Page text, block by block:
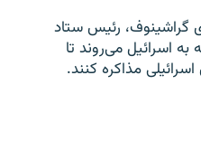
گراشینوف، رئیس ستاد
اسرائیل می‌روند تا
مذاکره کنند.